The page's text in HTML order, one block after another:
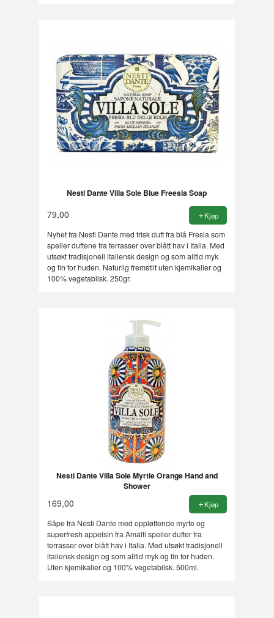
Nesti Dante Villa Sole Blue Freesia Soap
79,00 Kjøp
Nyhet fra Nesti Dante med frisk duft fra blå Fresia som
speiler duftene fra terrasser over blått hav i Italia. Med
utsøkt tradisjonell italiensk design og som alltid myk
og fin for huden. Naturlig fremstilt uten kjemikalier og
100% vegetabilsk. 250gr.
Nesti Dante Villa Sole Myrtle Orange Hand and
Shower
169,00 Kjøp
Såpe fra Nesti Dante med oppløftende myrte og
superfresh appelsin fra Amalfi speiler dufter fra
terrasser over blått hav i Italia. Med utsøkt tradisjonell
italiensk design og som alltid myk og fin for huden.
Uten kjemikalier og 100% vegetabilsk. 500ml.